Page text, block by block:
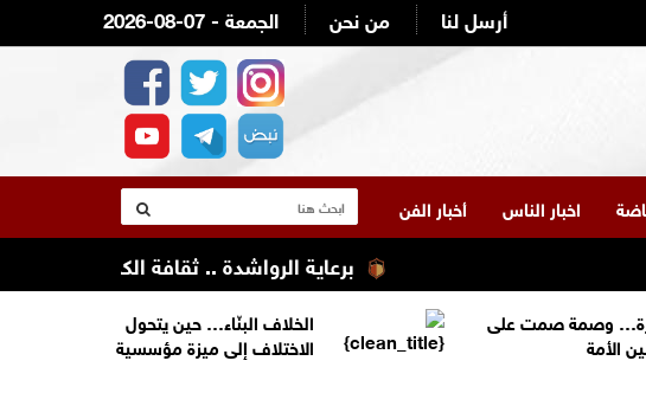
2026-08-07 - الجمعة من نحن أرسل لنا
اخبار الناس أخبار الفن
برعاية الرواشدة .. ثقافة الكرك تنظم
وصمة صمت على
الأمة
الخلاف البنّاء… حين يتحول
الاختلاف إلى ميزة مؤسسية